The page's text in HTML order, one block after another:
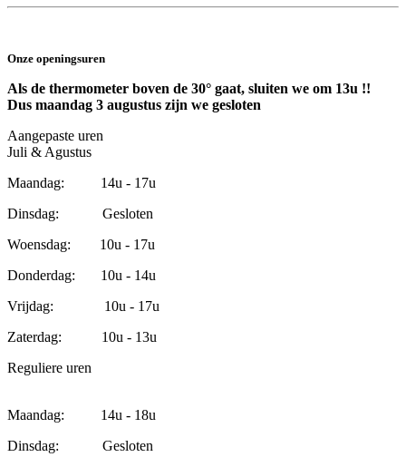
Onze openingsuren
Als de thermometer boven de 30° gaat, sluiten we om 13u !!
Dus maandag 3 augustus zijn we gesloten
Aangepaste uren
Juli & Agustus
Maandag: 14u - 17u
Dinsdag: Gesloten
Woensdag: 10u - 17u
Donderdag: 10u - 14u
Vrijdag: 10u - 17u
Zaterdag: 10u - 13u
Reguliere uren
Maandag: 14u - 18u
Dinsdag: Gesloten